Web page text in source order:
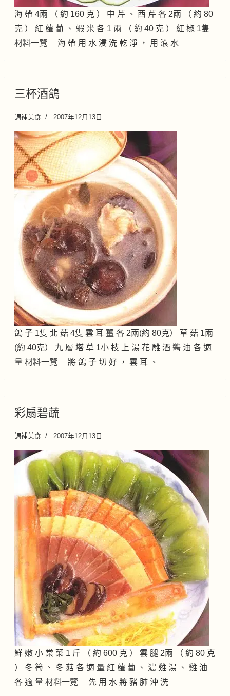
海 帶 4兩 （ 約 160 克 ） 中 芹 、 西 芹 各 2兩 （ 約 80
克 ） 紅 蘿 蔔 、 蝦 米 各 1 兩 （ 約 40 克 ） 紅 椒 1隻
材料一覽 海 帶 用 水 浸 洗 乾 淨 ， 用 滾 水
三杯酒鴿
調補美食 2007年12月13日
鴿 子 1隻 北 菇 4隻 雲 耳 薑 各 2兩(約 80克） 草 菇 1兩
(約 40克） 九 層 塔 草 1小 枝 上 湯 花 雕 酒 醬 油 各 適
量 材料一覽 將 鴿 子 切 好 ， 雲 耳 、
彩扇碧蔬
調補美食 2007年12月13日
鮮 嫩 小 棠 菜 1 斤 （ 約 600 克 ） 雲 腿 2兩 （ 約 80 克
） 冬 筍 、 冬 菇 各 適 量 紅 蘿 蔔 、 濃 雞 湯 、 雞 油
各 適 量 材料一覽 先 用 水 將 豬 肺 沖 洗